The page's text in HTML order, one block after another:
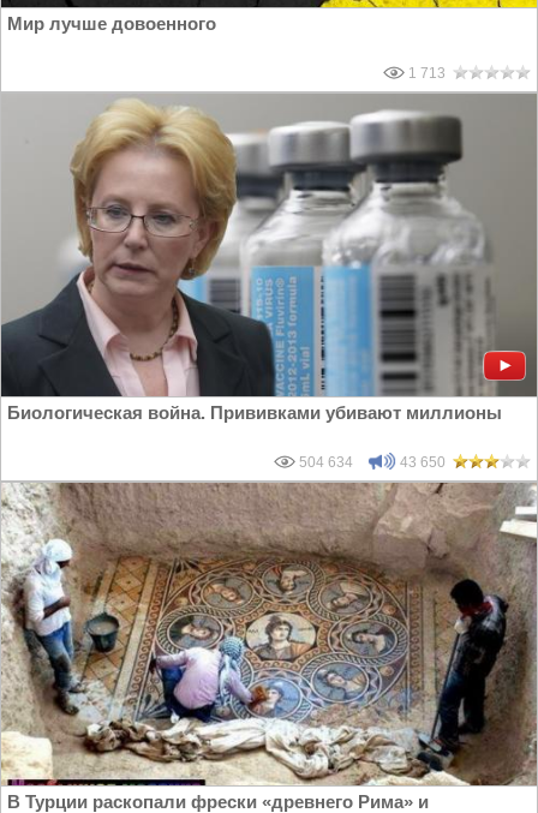
Мир лучше довоенного
1 713
Биологическая война. Прививками убивают миллионы
504 634 43 650
В Турции раскопали фрески «древнего Рима» и